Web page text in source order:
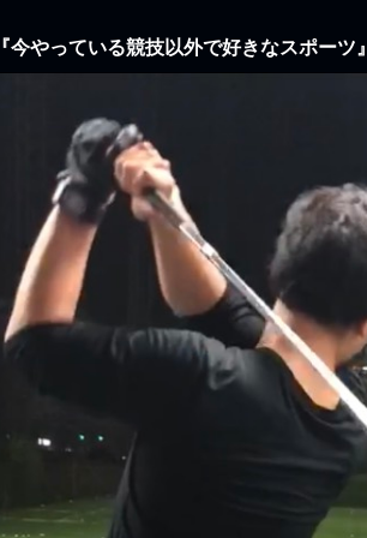
『今やっている競技以外で好きなスポーツ